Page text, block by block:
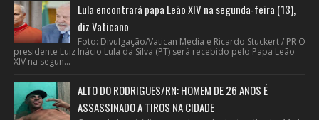
Lula encontrará papa Leão XIV na segunda-feira (13),
diz Vaticano
Foto: Divulgação/Vatican Media e Ricardo Stuckert / PR O
presidente Luiz Inácio Lula da Silva (PT) será recebido pelo Papa Leão
XIV na segun...
ALTO DO RODRIGUES/RN: HOMEM DE 26 ANOS É
ASSASSINADO A TIROS NA CIDADE